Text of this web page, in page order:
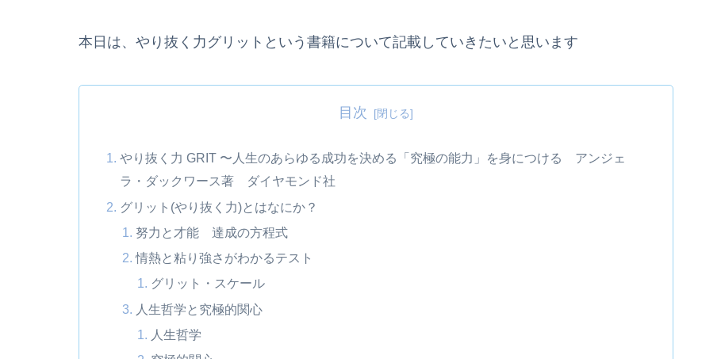
本日は、やり抜く力グリットという書籍について記載していきたいと思います
目次
やり抜く力 GRIT 〜人生のあらゆる成功を決める「究極の能力」を身につける アンジェ
ラ・ダックワース著 ダイヤモンド社
グリット(やり抜く力)とはなにか？
努力と才能 達成の方程式
情熱と粘り強さがわかるテスト
グリット・スケール
人生哲学と究極的関心
人生哲学